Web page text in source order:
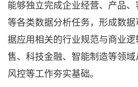
能够独立完成企业经营、产品
等各类数据分析任务，形成数
据应用相关的行业规范与商业
售、科技金融、智能制造等领
风控等工作夯实基础。